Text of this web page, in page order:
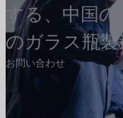
する、中国
のガラス瓶
お問い合わせ